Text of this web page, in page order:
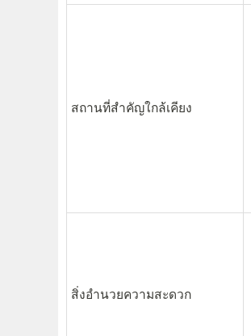
สถานที่สำคัญใกล้เคียง
สิ่งอำนวยความสะดวก